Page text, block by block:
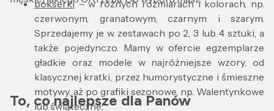
bokserki– w różnych rozmiarach i kolorach, np.
czerwonym, granatowym, czarnym i szarym.
Sprzedajemy je w zestawach po 2, 3 lub 4 sztuki, a
także pojedynczo. Mamy w ofercie egzemplarze
gładkie oraz modele w najróżniejsze wzory, od
klasycznej kratki, przez humorystyczne i śmieszne
motywy, aż po grafiki sezonowe, np. Walentynkowe
lub świąteczne;
To, co najlepsze dla Panów